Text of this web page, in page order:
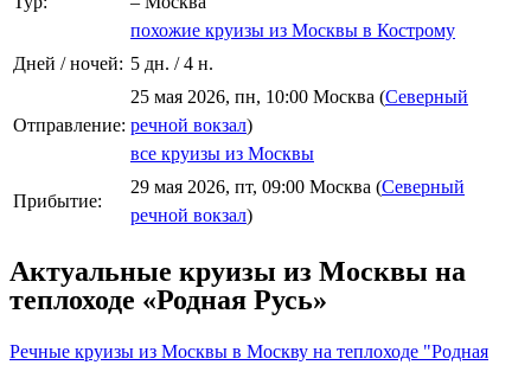
похожие круизы из Москвы в Кострому
Дней / ночей: 5 дн. / 4 н.
Отправление:
25 мая 2026, пн, 10:00 Москва (Северный
речной вокзал)
все круизы из Москвы
Прибытие:
29 мая 2026, пт, 09:00 Москва (Северный
речной вокзал)
Актуальные круизы из Москвы на
теплоходе «Родная Русь»
Речные круизы из Москвы в Москву на теплоходе "Родная